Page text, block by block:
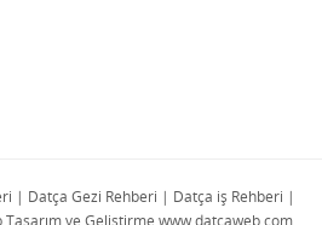
| Datça Gezi Rehberi | Datça iş Rehberi |
Tasarım ve Geliştirme www.datcaweb.com